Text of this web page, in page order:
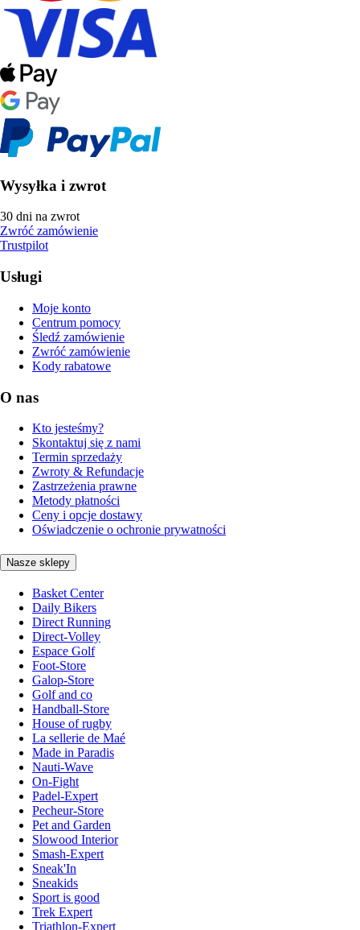
Wysyłka i zwrot
30 dni na zwrot
Zwróć zamówienie
Trustpilot
Usługi
Moje konto
Centrum pomocy
Śledź zamówienie
Zwróć zamówienie
Kody rabatowe
O nas
Kto jesteśmy?
Skontaktuj się z nami
Termin sprzedaży
Zwroty & Refundacje
Zastrzeżenia prawne
Metody płatności
Ceny i opcje dostawy
Oświadczenie o ochronie prywatności
Nasze sklepy
Basket Center
Daily Bikers
Direct Running
Direct-Volley
Espace Golf
Foot-Store
Galop-Store
Golf and co
Handball-Store
House of rugby
La sellerie de Maé
Made in Paradis
Nauti-Wave
On-Fight
Padel-Expert
Pecheur-Store
Pet and Garden
Slowood Interior
Smash-Expert
Sneak'In
Sneakids
Sport is good
Trek Expert
Triathlon-Expert